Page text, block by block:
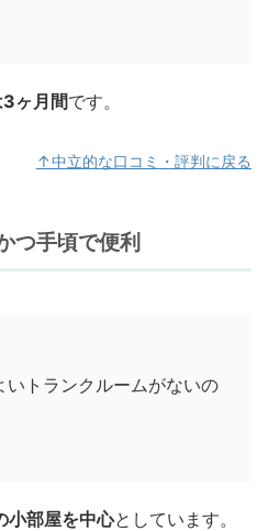
3ヶ月間です。
↑中立的な口コミ・評判に戻る
つ手頃で便利
いトランクルームがないの
小部屋を中心としています。